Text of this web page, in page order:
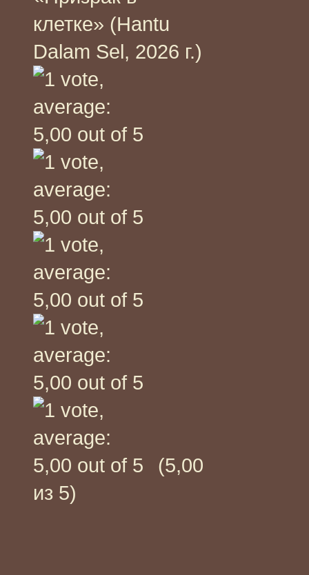
клетке» (Hantu
Dalam Sel, 2026 г.)
(5,00
из 5)